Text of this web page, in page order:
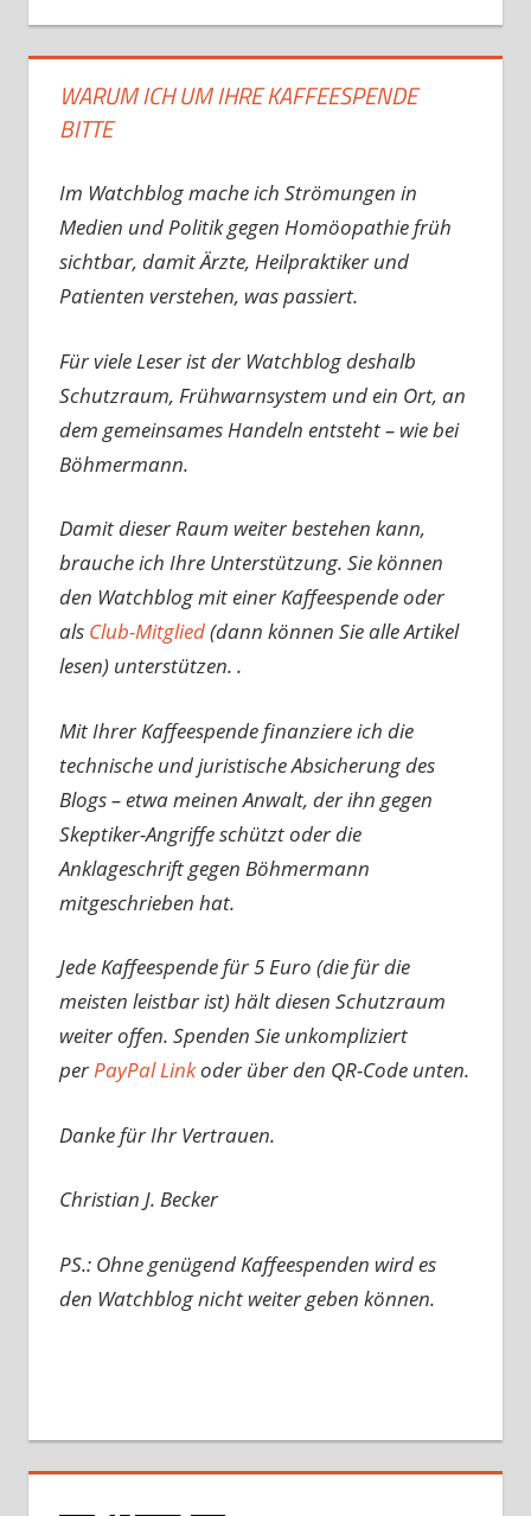
WARUM ICH UM IHRE KAFFEESPENDE
BITTE
Im Watchblog mache ich Strömungen in
Medien und Politik gegen Homöopathie früh
sichtbar, damit Ärzte, Heilpraktiker und
Patienten verstehen, was passiert.
Für viele Leser ist der Watchblog deshalb
Schutzraum, Frühwarnsystem und ein Ort, an
dem gemeinsames Handeln entsteht – wie bei
Böhmermann.
Damit dieser Raum weiter bestehen kann,
brauche ich Ihre Unterstützung. Sie können
den Watchblog mit einer Kaffeespende oder
als Club-Mitglied(dann können Sie alle Artikel
lesen) unterstützen. .
Mit Ihrer Kaffeespende finanziere ich die
technische und juristische Absicherung des
Blogs – etwa meinen Anwalt, der ihn gegen
Skeptiker-Angriffe schützt oder die
Anklageschrift gegen Böhmermann
mitgeschrieben hat.
Jede Kaffeespende für 5 Euro (die für die
meisten leistbar ist) hält diesen Schutzraum
weiter offen. Spenden Sie unkompliziert
perPayPal Linkoder über den QR-Code unten.
Danke für Ihr Vertrauen.
Christian J. Becker
PS.: Ohne genügend Kaffeespenden wird es
den Watchblog nicht weiter geben können.